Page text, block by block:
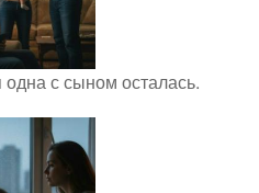
с сыном осталась.